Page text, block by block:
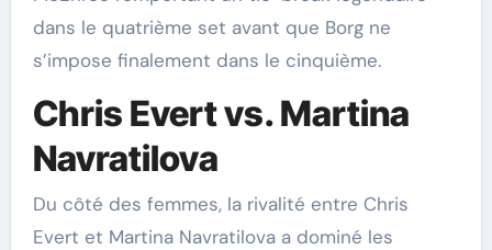
dans le quatrième set avant que Borg ne
s’impose finalement dans le cinquième.
Chris Evert vs. Martina
Navratilova
Du côté des femmes, la rivalité entre Chris
Evert et Martina Navratilova a dominé les